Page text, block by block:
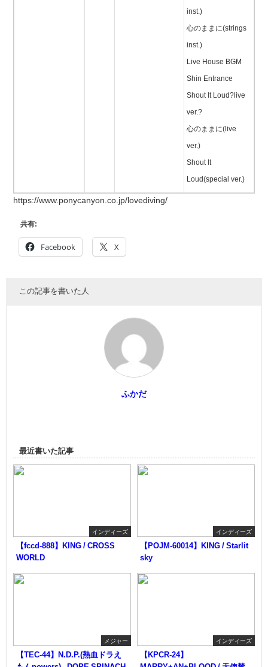
inst.)
心のままに(strings
inst.)
Live House BGM
Shin Entrance
Shout It Loud?live
ver.?
心のままに(live
ver.)
Shout It
Loud(special ver.)
https://www.ponycanyon.co.jp/lovediving/
共有:
Facebook X
この記事を書いた人
ふかだ
最近書いた記事
インディーズ
【fccd-888】KING / CROSS
WORLD
インディーズ
【POJM-60014】KING / Starlit
sky
メジャー
【TEC-44】N.D.P.(熱血ドラえ
インディーズ
【KPCR-24】